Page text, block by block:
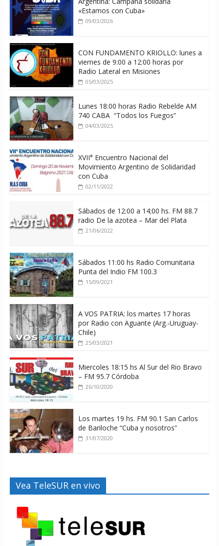
«Estamos con Cuba»
09/03/2026
CON FUNDAMENTO KRIOLLO: lunes a
viernes de 9:00 a 12:00 horas por
Radio Lateral en Misiones
05/03/2025
Lunes 18:00 horas Radio Rebelde AM
740 CABA “Todos los Fuegos”
04/03/2025
XVII° Encuentro Nacional del
Movimiento Argentino de Solidaridad
con Cuba
02/11/2022
Sábados de 12:00 a 14;00 hs. FM 88.7
radio De la azotea – Mar del Plata
21/06/2022
Sábados 11:00 hs Radio Comunitaria
Punta del Indio FM 100.3
15/09/2021
A VOS PATRIA: los martes 17 horas
por Radio con Aguante (Arg.-Uruguay-
Chile)
25/03/2021
Miercoles 18:15 hs Al Sur del Rio Bravo
– FM 95.7 Córdoba
26/10/2020
Los martes 19 hs. FM 90.1 San Carlos
de Bariloche “Cuba y nosotros”
31/07/2020
Vea TeleSUR en vivo